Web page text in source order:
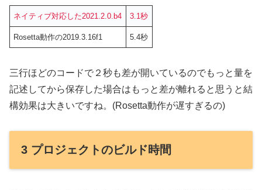
ネイティブ対応した2021.2.0.b4 3.1秒
Rosetta動作の2019.3.16f1 5.4秒
三行ほどのコードで２秒も差が開いているのでもっと量を
記述してから保存した場合はもっと差が離れると思うと結
構効果は大きいですね。(Rosetta動作が遅すぎるの)
3 プロジェクトのビルド時間